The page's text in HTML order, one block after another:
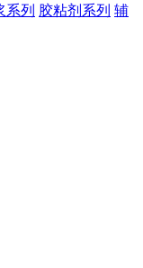
系列 胶粘剂系列 辅